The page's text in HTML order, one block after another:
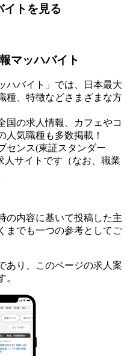
イトを見る
マッハバイト
ハバイト」では、日本最大
種、特徴などさまざまな方
国の求人情報、カフェやコ
人気職種も多数掲載！
センス(東証スタンダー
人サイトです（なお、職業
の内容に基いて投稿した主
までも一つの参考としてご
あり、このページの求人案
。